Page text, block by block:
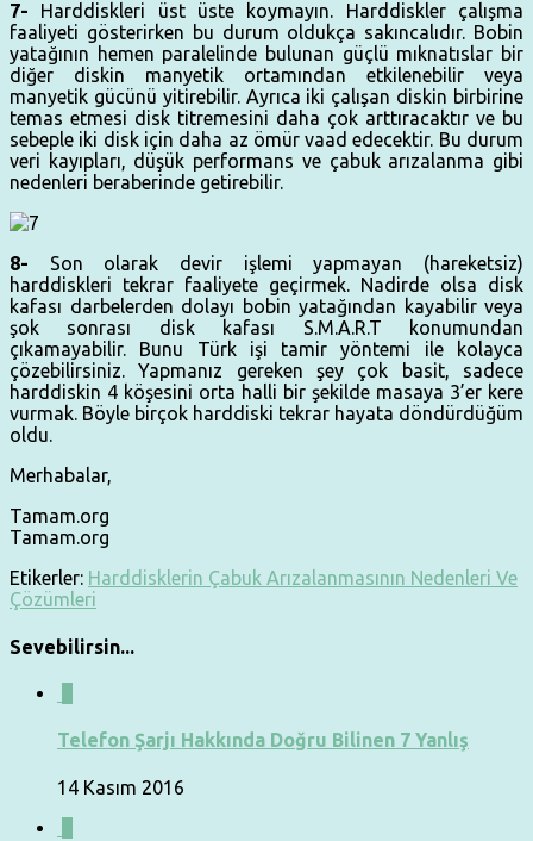
7- Harddiskleri üst üste koymayın. Harddiskler çalışma
faaliyeti gösterirken bu durum oldukça sakıncalıdır. Bobin
yatağının hemen paralelinde bulunan güçlü mıknatıslar bir
diğer diskin manyetik ortamından etkilenebilir veya
manyetik gücünü yitirebilir. Ayrıca iki çalışan diskin birbirine
temas etmesi disk titremesini daha çok arttıracaktır ve bu
sebeple iki disk için daha az ömür vaad edecektir. Bu durum
veri kayıpları, düşük performans ve çabuk arızalanma gibi
nedenleri beraberinde getirebilir.
8- Son olarak devir işlemi yapmayan (hareketsiz)
harddiskleri tekrar faaliyete geçirmek. Nadirde olsa disk
kafası darbelerden dolayı bobin yatağından kayabilir veya
şok sonrası disk kafası S.M.A.R.T konumundan
çıkamayabilir. Bunu Türk işi tamir yöntemi ile kolayca
çözebilirsiniz. Yapmanız gereken şey çok basit, sadece
harddiskin 4 köşesini orta halli bir şekilde masaya 3’er kere
vurmak. Böyle birçok harddiski tekrar hayata döndürdüğüm
oldu.
Merhabalar,
Tamam.org
Tamam.org
Etikerler: Harddisklerin Çabuk Arızalanmasının Nedenleri Ve
Çözümleri
Sevebilirsin...
Telefon Şarjı Hakkında Doğru Bilinen 7 Yanlış
14 Kasım 2016